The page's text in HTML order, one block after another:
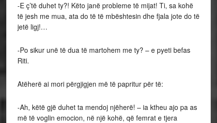
-E ç’të duhet ty?! Këto janë probleme të mijat! Ti, sa kohë
të jesh me mua, ata do të të mbështesin dhe fjala jote do të
jetë ligj!…
-Po sikur unë të dua të martohem me ty? – e pyeti befas
Riti.
Atëherë ai mori përgjigjen më të papritur për të:
-Ah, këtë gjë duhet ta mendoj njëherë! – ia ktheu ajo pa as
më të voglin emocion, në një kohë, që femrat e tjera